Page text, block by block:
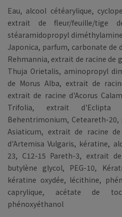
Eau, alcool cétéarylique,
extrait de fleur/feuille/tige
stéaramidopropyl
Japonica, parfum, carbonate de
Rehmannia, extrait de racine de
Thuja Orietalis, aminopropyl
de Morus Alba, extrait de
extrait de racine d'Acorus
Trifolia, extrait d'Eclipta
Behentrimonium, Ceteareth-
Asiaticum, extrait de racine
d'Artemisa Vulgaris, kératine,
23, C12-15 Pareth-3, extrait
butylène glycol, PEG-10,
kératine oxydée, lécithine,
caprylique, acétate de
phénoxyéthanol